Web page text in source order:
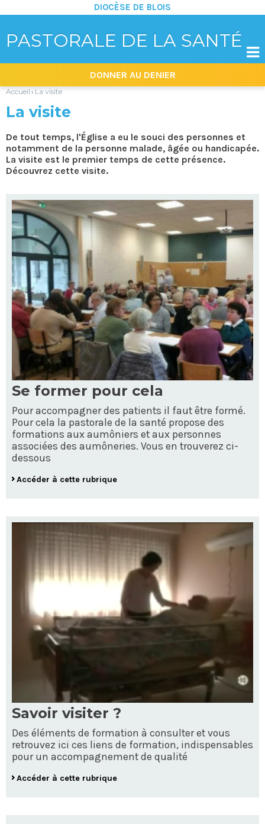
PASTORALE DE LA SANTÉ
DIOCÈSE DE BLOIS
|
Aller
navigation
DONNER AU DENIER

Accueil › La visite
La visite
De tout temps, l'Église a eu le souci des personnes et
notamment de la personne malade, âgée ou handicapée.
La visite est le premier temps de cette présence.
Découvrez cette visite.
Se former pour cela
Pour accompagner des patients il faut être formé.
Pour cela la pastorale de la santé propose des
formations aux aumôniers et aux personnes
associées des aumôneries. Vous en trouverez ci-
dessous
Accéder à cette rubrique
Savoir visiter ?
Des éléments de formation à consulter et vous
retrouvez ici ces liens de formation, indispensables
pour un accompagnement de qualité
Accéder à cette rubrique